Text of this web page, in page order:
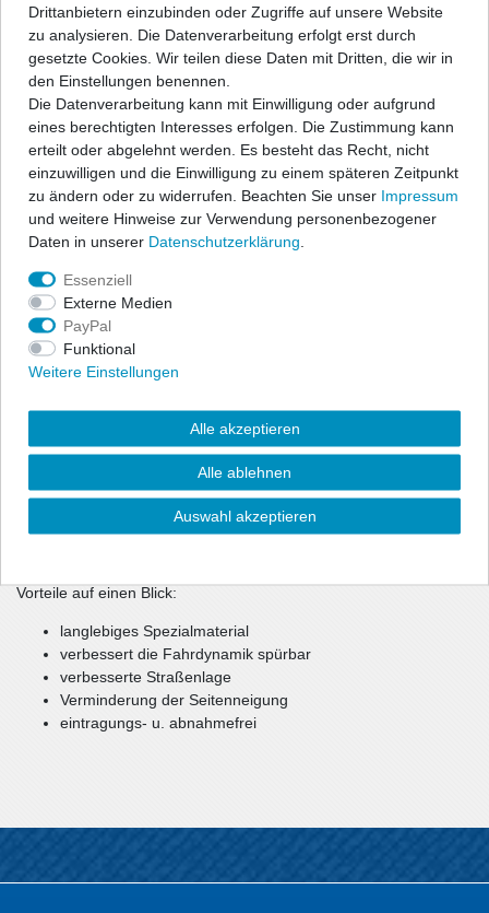
Technische Daten
Angaben Produktsicherheit
" />
Powerflex PU-Fahrwerksbuchsen und Halterungen sind aus dem
speziellen Material "Polyurethane" gefertigt.
Sie sind qualitativ sehr hochwertig, damit stabiler, haltbarer und
bedeutend langlebiger als herkömmliche Serien- und
Gummibuchsen. Im Motorsport sind sie nicht mehr weg zu
denken.
Und auch im Straßenverkehr haben sie ihre Vorzüge. Die
verbessert. Ein großes Plus für Fahrstabilität und -Agilität,
Sicherheit und Sportlichkeit. Die Buchsen und Halter gibt es für
alle gängigen Fahrzeugmarken und Modelle für Vorder- u.
Hinterachse, sowie Auspuffaufhängungsteile.
Teilweise wird auch benötigtes Montagematerial (Schrauben,
Vorteile auf einen Blick:
langlebiges Spezialmaterial
verbessert die Fahrdynamik spürbar
verbesserte Straßenlage
Verminderung der Seitenneigung
eintragungs- u. abnahmefrei
Drittanbietern einzubinden oder Zugriffe auf unsere Website
zu analysieren. Die Datenverarbeitung erfolgt erst durch
gesetzte Cookies. Wir teilen diese Daten mit Dritten, die wir in
den Einstellungen benennen.
Die Datenverarbeitung kann mit Einwilligung oder aufgrund
eines berechtigten Interesses erfolgen. Die Zustimmung kann
erteilt oder abgelehnt werden. Es besteht das Recht, nicht
einzuwilligen und die Einwilligung zu einem späteren Zeitpunkt
zu ändern oder zu widerrufen. Beachten Sie unser Impressum
und weitere Hinweise zur Verwendung personenbezogener
Daten in unserer Daten­schutz­erklärung
Essenziell
Externe Medien
PayPal
Funktional
Weitere Einstellungen
Alle akzeptieren
Alle ablehnen
Auswahl akzeptieren